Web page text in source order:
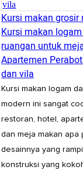
Kursi makan grosir
Kursi makan
ruangan untuk
Apartemen
dan vila
Kursi makan logam
modern ini sangat
restoran, hotel,
dan meja makan apa
desainnya yang
konstruksi yang